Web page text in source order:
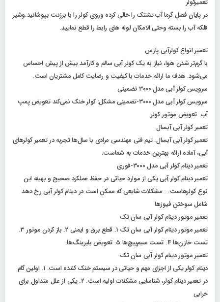
تعمیرکولر
در پایان فصل گرما آب تشتک را خالی کرده وروی کولر را با برزنت بپوشانید.وشیر
فلکه آب را بسته وحتی الامکان لوله های رابط را قطع نمایید.
تعمیر انواع کولرآبی پارس
با گرم‌تر شدن هوا، نیاز به یک کولر آبی سالم و کارآمد بیش از پیش احساس
می‌شود. هدف ما ارائه خدمات با کیفیت و رضایت کامل مشتریان است.
سرویس کولر آبی مدل ۳۰۰۰ تضمینی
سرویس کولر آبی مدل ۳۰۰۰-تضمینی مشکل: کولر خنک نمی‌کند تعویض پمپ
آب تعویض موتور کولر.
تعمیر کولر آبی آبسال
تعمیر کولر آبی آبسال. تیم فنی مهندسی مرادی با سال‌ها تجربه در تعمیر کولرهای
آبی، آماده ارائه بهترین خدمات به شماست.
تعمیر دینام کولر آبی مدل ۳۰۰۰-فوری
تعمیر دینام کولر آبی یکی از موارد حیاتی در حفظ عملکرد صحیح و بهینه این
نوع کولرهاست. · مشکلات شایعی که ممکن است در دینام کولر آبی رخ دهد
شامل سوختن فیوزها
تعمیر موتور دینام کولر آبی سان تک
تعمیر موتور دینام کولر آبی سان تک 1. قطع برق و ایمنی 2. باز کردن موتور 3.
تست خازن‌ها 4. تست سیم‌پیچ‌ها 5. تعویض بلبرینگ‌ها.
تعمیر موتور دینام کولر آبی سان تک
دینام کولر یکی از اجزای مهم و حیاتی در سیستم خنک کننده است. ۱. اولین گام
در تعمیر دینام کولر، شناسایی مشکلات اولیه است. ۲. یکی از علل متداول برای
خرابی